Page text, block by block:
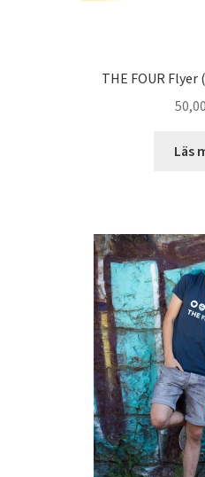
THE FOUR
50,00
Läs